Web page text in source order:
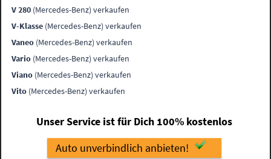
V 280 (Mercedes-Benz) verkaufen
V-Klasse (Mercedes-Benz) verkaufen
Vaneo (Mercedes-Benz) verkaufen
Vario (Mercedes-Benz) verkaufen
Viano (Mercedes-Benz) verkaufen
Vito (Mercedes-Benz) verkaufen
Unser Service ist für Dich 100% kostenlos
Auto unverbindlich anbieten!